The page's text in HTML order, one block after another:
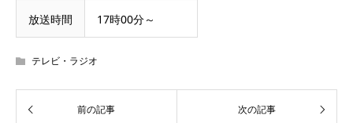
放送時間 17時00分～
テレビ・ラジオ